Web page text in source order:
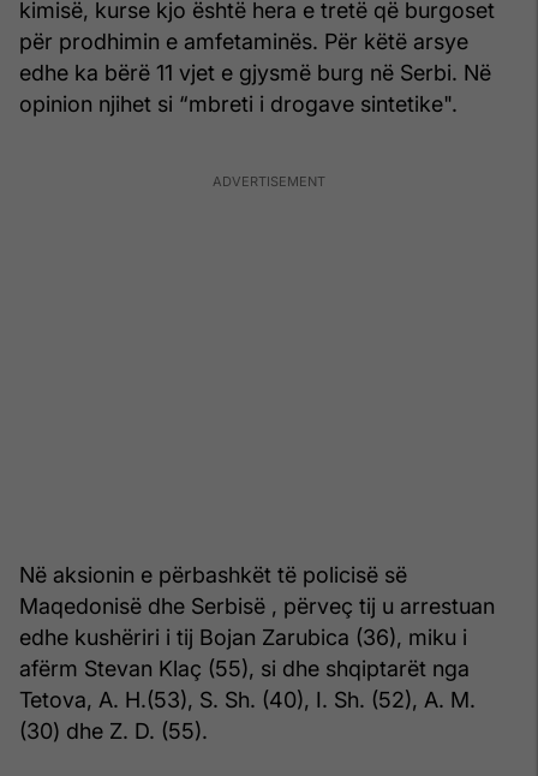
kimisë, kurse kjo është hera e tretë që burgoset
për prodhimin e amfetaminës. Për këtë arsye
edhe ka bërë 11 vjet e gjysmë burg në Serbi. Në
opinion njihet si “mbreti i drogave sintetike".
Në aksionin e përbashkët të policisë së
Maqedonisë dhe Serbisë , përveç tij u arrestuan
edhe kushëriri i tij Bojan Zarubica (36), miku i
afërm Stevan Klaç (55), si dhe shqiptarët nga
Tetova, A. H.(53), S. Sh. (40), I. Sh. (52), A. M.
(30) dhe Z. D. (55).